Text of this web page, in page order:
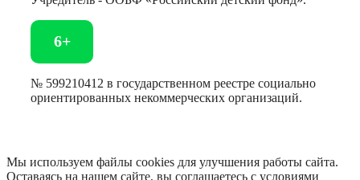
6+
№ 599210412 в государственном реестре социально
ориентированных некоммерческих организаций.
Мы используем файлы cookies для улучшения работы сайта.
Оставаясь на нашем сайте, вы соглашаетесь с условиями